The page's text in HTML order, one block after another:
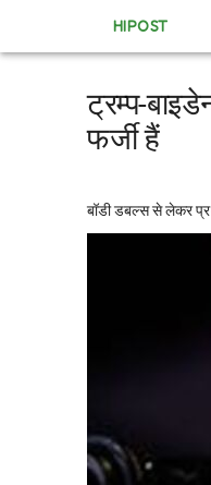
HIPOST
ट्रम्प-
फर्जी हैं
बॉडी डबल्स से लेकर